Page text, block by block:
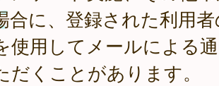
合に、登録された利用
使用してメールによる
だくことがあります。